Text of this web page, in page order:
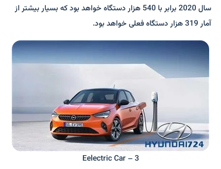
سال 2020 برابر با 540 هزار دستگاه خواهد بود که بسیار بیشتر از
آمار 319 هزار دستگاه فعلی خواهد بود.
Eelectric Car – 3